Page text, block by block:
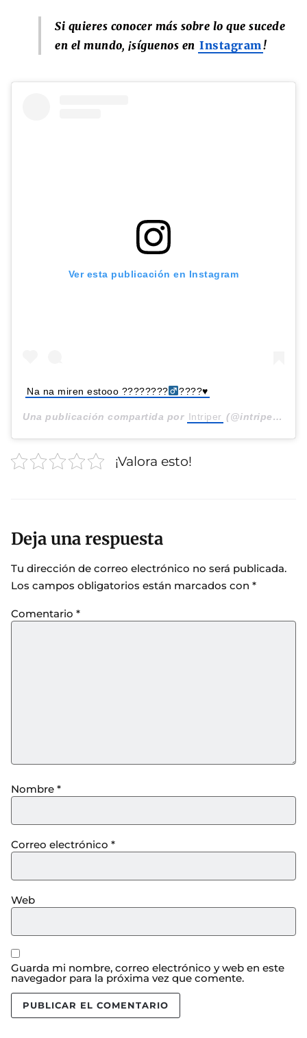
Si quieres conocer más sobre lo que sucede
en el mundo, ¡síguenos en Instagram!
Ver esta publicación en Instagram
Na na miren estooo ????????‍ ????♥️
Una publicación compartida por Intriper (@intriper) el
¡Valora esto!
Deja una respuesta
Tu dirección de correo electrónico no será publicada.
Los campos obligatorios están marcados con *
Comentario *
Nombre *
Correo electrónico *
Web
Guarda mi nombre, correo electrónico y web en este
navegador para la próxima vez que comente.